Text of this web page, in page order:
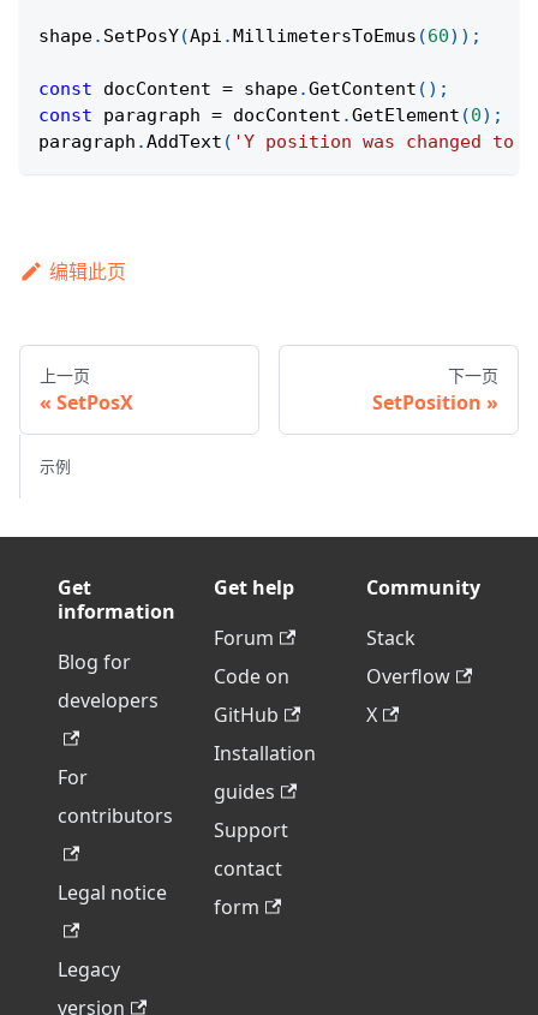
shape. SetPosY(Api .MillimetersToEmus (60) ) ;
const docContent = shape.GetContent ( ) ;
const paragraph = docContent .GetElement (0) ;
paragraph .AddText ( 'Y position was changed to
编辑此页
上一页
SetPosX
下一页
SetPosition
示例
Get
information
Blog for
developers
For
contributors
Legal notice
Legacy
version
Get help
Forum
Code on
GitHub
Installation
guides
Support
contact
form
Community
Stack
Overflow
X